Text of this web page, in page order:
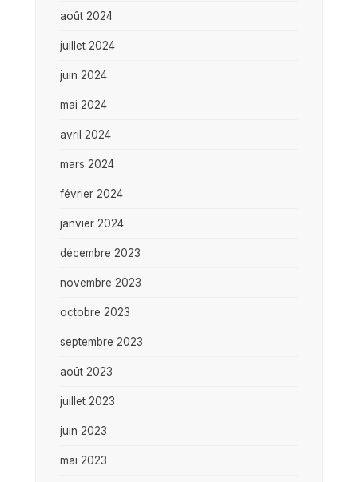
août 2024
juillet 2024
juin 2024
mai 2024
avril 2024
mars 2024
février 2024
janvier 2024
décembre 2023
novembre 2023
octobre 2023
septembre 2023
août 2023
juillet 2023
juin 2023
mai 2023